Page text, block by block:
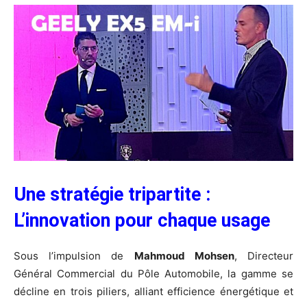
Une stratégie tripartite :
L’innovation pour chaque usage
Sous l’impulsion de Mahmoud Mohsen, Directeur
Général Commercial du Pôle Automobile, la gamme se
décline en trois piliers, alliant efficience énergétique et